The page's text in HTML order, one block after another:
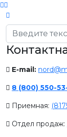
Поиск
E-mail:
8 (800) 550-
Приемная:
Отдел продаж: